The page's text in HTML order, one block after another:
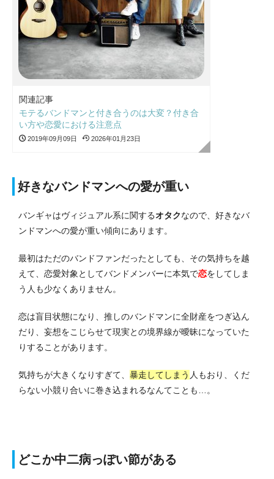
関連記事
モテるバンドマンと付き合うのは大変？付き合
い方や恋愛における注意点
2019年09月09日 2026年01月23日
好きなバンドマンへの愛が重い
バンギャはヴィジュアル系に関するオタクなので、好きなバ
ンドマンへの愛が重い傾向にあります。
最初はただのバンドファンだったとしても、その気持ちを越
えて、恋愛対象としてバンドメンバーに本気で恋をしてしま
う人も少なくありません。
恋は盲目状態になり、推しのバンドマンに全財産をつぎ込ん
だり、妄想をこじらせて現実との境界線が曖昧になっていた
りすることがあります。
気持ちが大きくなりすぎて、 暴走してしまう 人もおり、くだ
らない小競り合いに巻き込まれるなんてことも…。
どこか中二病っぽい節がある